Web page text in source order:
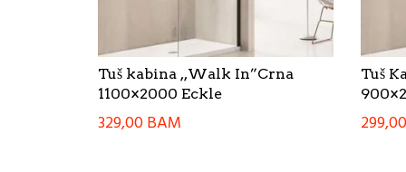
Tuš kabina ,,Walk In”Crna
1100×2000 Eckle
329,00BAM
Tuš